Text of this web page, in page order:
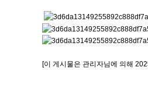
[이 게시물은 관리자님에 의해